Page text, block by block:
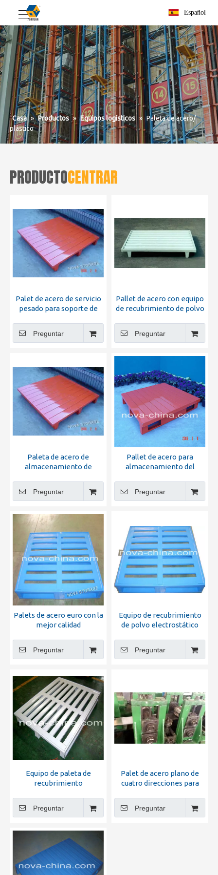
Español
Casa » Productos » Equipos logísticos » Paleta de acero/
plástico
PRODUCTOCENTRAR
Palet de acero de servicio
pesado para soporte de
Preguntar
Pallet de acero con equipo
de recubrimiento de polvo
Preguntar
Paleta de acero de
almacenamiento de
Preguntar
Pallet de acero para
almacenamiento del
Preguntar
Palets de acero euro con la
mejor calidad
Preguntar
Equipo de recubrimiento
de polvo electrostático
Preguntar
Equipo de paleta de
recubrimiento
Preguntar
Palet de acero plano de
cuatro direcciones para
Preguntar